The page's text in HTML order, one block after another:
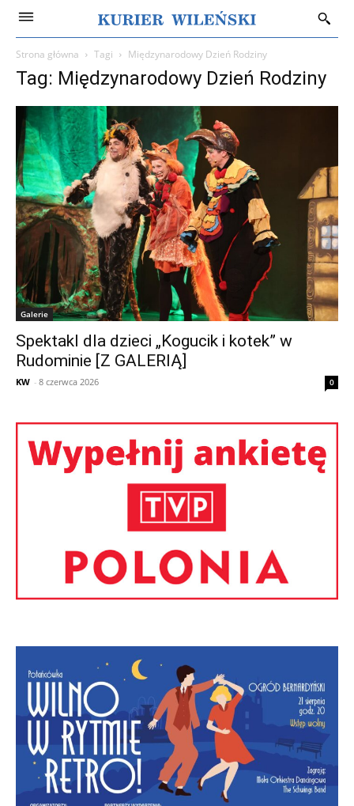
Strona główna Tagi Międzynarodowy Dzień Rodziny
Tag: Międzynarodowy Dzień Rodziny
Galerie
Spektakl dla dzieci „Kogucik i kotek” w
Rudominie [Z GALERIĄ]
KW - 8 czerwca 2026 0